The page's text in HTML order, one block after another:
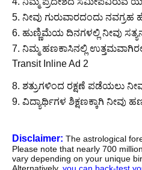
5. ನೀವು ಗುರುವಾರದಂದು
6. ಹುಣ್ಣಿಮೆಯ ದಿನಗಳಲ್ಲಿ ನೀವು
7. ನಿಮ್ಮ ಹಣಕಾಸಿನಲ್ಲಿ
Transit Inline Ad 2
8. ಶತ್ರುಗಳಿಂದ ರಕ್ಷಣೆ ಪಡೆಯಲು
9. ವಿದ್ಯಾರ್ಥಿಗಳ ಶಿಕ್ಷಣಕ್ಕಾಗಿ ನೀವು
Disclaimer: The astrological
Please note that nearly 700
vary depending on your unique